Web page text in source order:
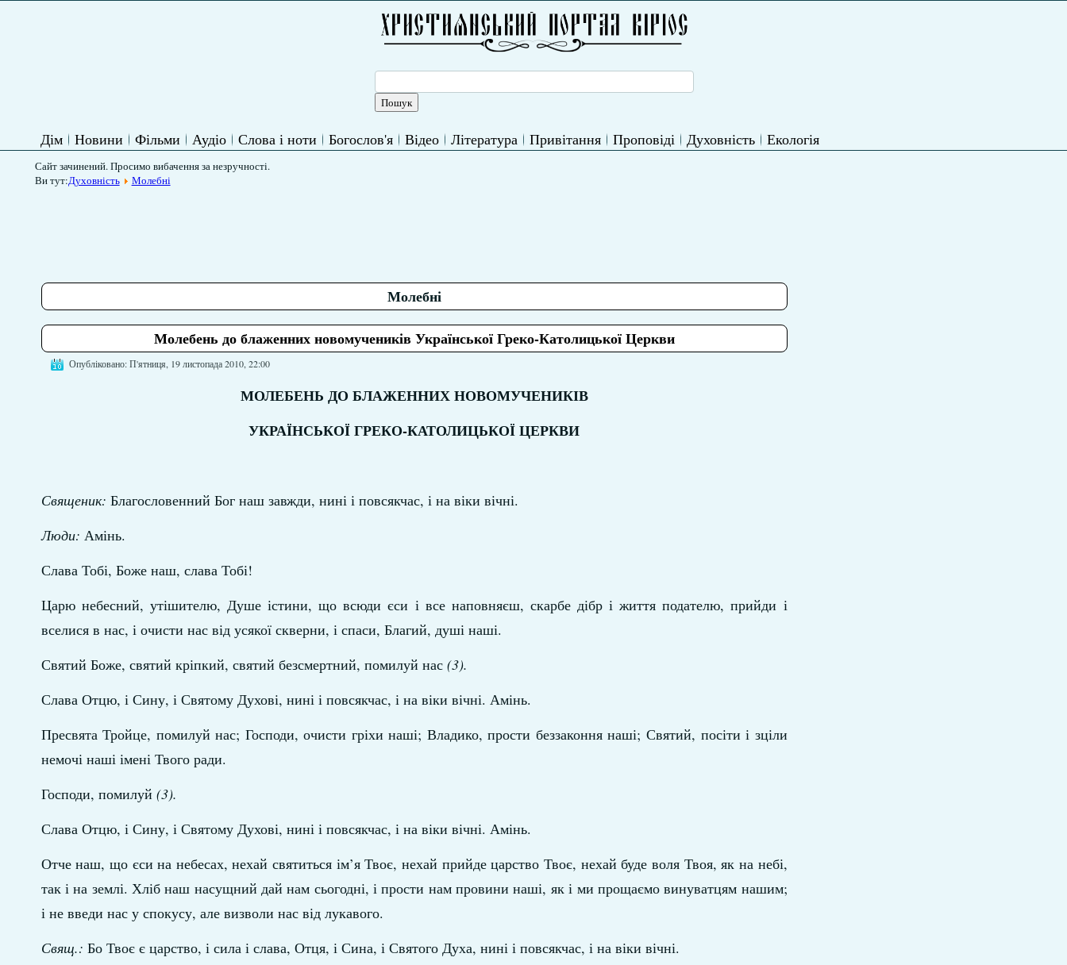
Дім Новини Фільми Аудіо Слова і ноти Богослов'я Відео Література Привітання Проповіді Духовність Екологія
Сайт зачинений. Просимо вибачення за незручності.
Ви тут:Духовність Молебні
Молебні
Молебень до блаженних новомучеників Української Греко-Католицької Церкви
Опубліковано: П'ятниця, 19 листопада 2010, 22:00
МОЛЕБЕНЬ ДО БЛАЖЕННИХ НОВОМУЧЕНИКІВ
УКРАЇНСЬКОЇ ГРЕКО-КАТОЛИЦЬКОЇ ЦЕРКВИ
Священик: Благословенний Бог наш завжди, нині і повсякчас, і на віки вічні.
Люди: Амінь.
Слава Тобі, Боже наш, слава Тобі!
Царю небесний, утішителю, Душе істини, що всюди єси і все наповняєш, скарбе дібр і життя подателю, прийди і
вселися в нас, і очисти нас від усякої скверни, і спаси, Благий, душі наші.
Святий Боже, святий кріпкий, святий безсмертний, помилуй нас (3).
Слава Отцю, і Сину, і Святому Духові, нині і повсякчас, і на віки вічні. Амінь.
Пресвята Тройце, помилуй нас; Господи, очисти гріхи наші; Владико, прости беззаконня наші; Святий, посіти і зціли
немочі наші імені Твого ради.
Господи, помилуй (3).
Слава Отцю, і Сину, і Святому Духові, нині і повсякчас, і на віки вічні. Амінь.
Отче наш, що єси на небесах, нехай святиться ім’я Твоє, нехай прийде царство Твоє, нехай буде воля Твоя, як на небі,
так і на землі. Хліб наш насущний дай нам сьогодні, і прости нам провини наші, як і ми прощаємо винуватцям нашим;
і не введи нас у спокусу, але визволи нас від лукавого.
Свящ.: Бо Твоє є царство, і сила і слава, Отця, і Сина, і Святого Духа, нині і повсякчас, і на віки вічні.